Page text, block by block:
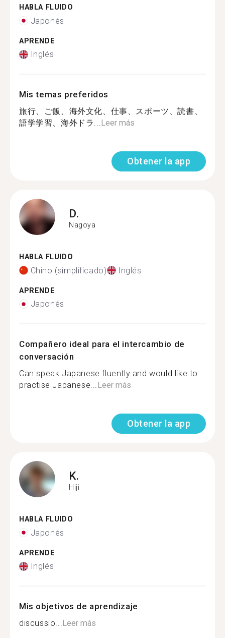
HABLA FLUIDO
Japonés
APRENDE
Inglés
Mis temas preferidos
旅行、ご飯、海外文化、仕事、スポーツ、読書、
語学学習、海外ドラ...Leer más
Obtener la app
D.
Nagoya
HABLA FLUIDO
Chino (simplificado) Inglés
APRENDE
Japonés
Compañero ideal para el intercambio de
conversación
Can speak Japanese fluently and would like to
practise Japanese...Leer más
Obtener la app
K.
Hiji
HABLA FLUIDO
Japonés
APRENDE
Inglés
Mis objetivos de aprendizaje
discussio...Leer más